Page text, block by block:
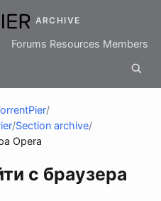
ARCHIVE
Forums Resources Members
/
/Section archive/
Opera
с браузера